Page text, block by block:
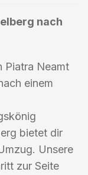
nach
Piatra Neamt
einem
bietet dir
Unsere
zur Seite